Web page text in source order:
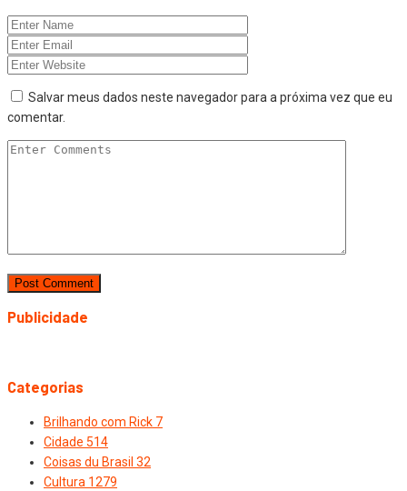
Salvar meus dados neste navegador para a próxima vez que eu
comentar.
Publicidade
Categorias
Brilhando com Rick 7
Cidade 514
Coisas du Brasil 32
Cultura 1279